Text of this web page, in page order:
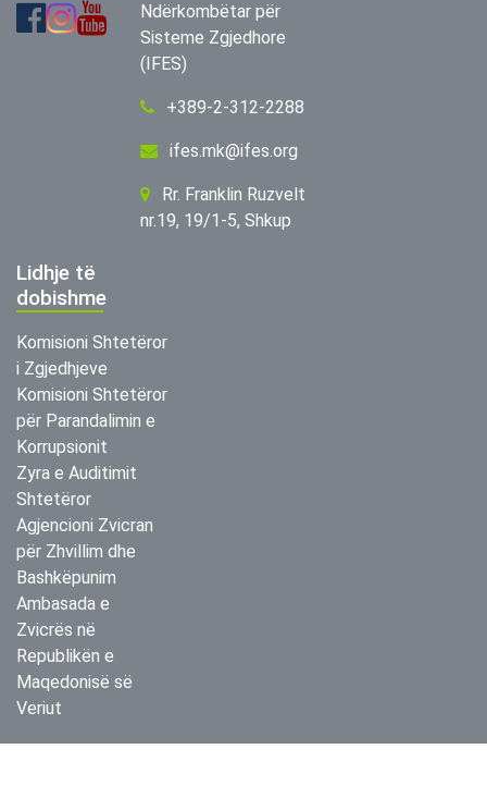
Ndërkombëtar për
Sisteme Zgjedhore
(IFES)
+389-2-312-2288
ifes.mk@ifes.org
Rr. Franklin Ruzvelt
nr.19, 19/1-5, Shkup
Lidhje të
dobishme
Komisioni Shtetëror
i Zgjedhjeve
Komisioni Shtetëror
për Parandalimin e
Korrupsionit
Zyra e Auditimit
Shtetëror
Agjencioni Zvicran
për Zhvillim dhe
Bashkëpunim
Ambasada e
Zvicrës në
Republikën e
Maqedonisë së
Veriut